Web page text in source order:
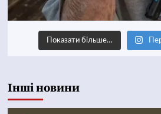
Показати більше…
Інші новини